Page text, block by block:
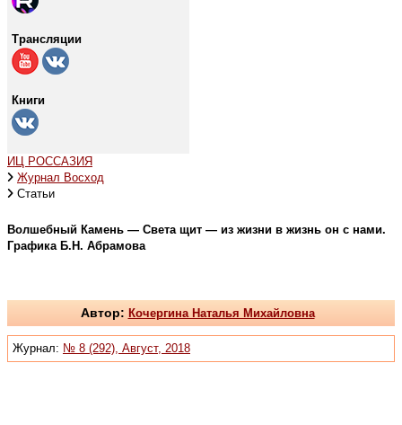
Трансляции
Книги
ИЦ РОССАЗИЯ
Журнал Восход
Статьи
Волшебный Камень — Света щит — из жизни в жизнь он с нами.
Графика Б.Н. Абрамова
Автор: Кочергина Наталья Михайловна
Журнал: № 8 (292), Август, 2018